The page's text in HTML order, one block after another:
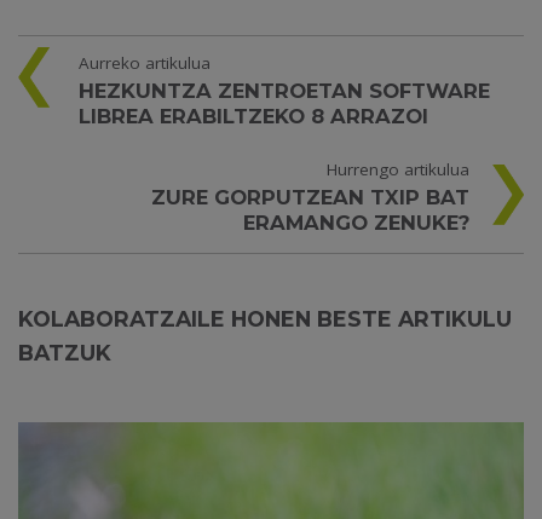
Aurreko artikulua
HEZKUNTZA ZENTROETAN SOFTWARE
LIBREA ERABILTZEKO 8 ARRAZOI
Hurrengo artikulua
ZURE GORPUTZEAN TXIP BAT
ERAMANGO ZENUKE?
KOLABORATZAILE HONEN BESTE ARTIKULU
BATZUK